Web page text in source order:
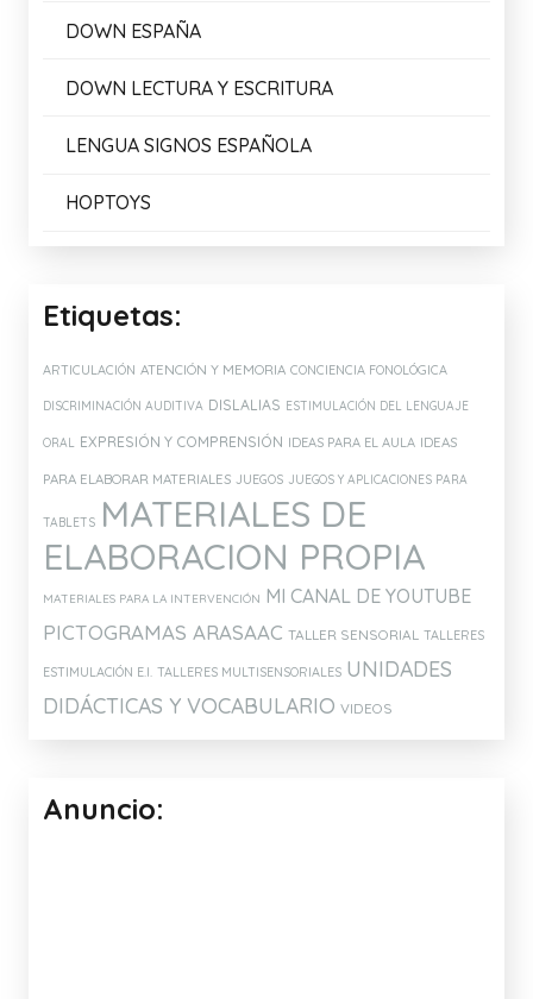
DOWN ESPAÑA
DOWN LECTURA Y ESCRITURA
LENGUA SIGNOS ESPAÑOLA
HOPTOYS
Etiquetas:
ARTICULACIÓN ATENCIÓN Y MEMORIA CONCIENCIA FONOLÓGICA
DISCRIMINACIÓN AUDITIVA DISLALIAS ESTIMULACIÓN DEL LENGUAJE
ORAL EXPRESIÓN Y COMPRENSIÓN IDEAS PARA EL AULA IDEAS
PARA ELABORAR MATERIALES JUEGOS JUEGOS Y APLICACIONES PARA
TABLETS MATERIALES DE
ELABORACION PROPIA
MATERIALES PARA LA INTERVENCIÓN MI CANAL DE YOUTUBE
PICTOGRAMAS ARASAAC TALLER SENSORIAL TALLERES
ESTIMULACIÓN E.I. TALLERES MULTISENSORIALES UNIDADES
DIDÁCTICAS Y VOCABULARIO VIDEOS
Anuncio: